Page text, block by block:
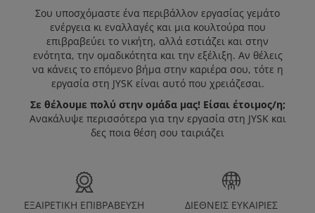
Η JYSK ΩΣ
ΕΡΓΟΔΌΤΗΣ
Open Positions JYSK Cyprus
ΚΑΝΕ ΑΙΤΗΣΗ
Σου υποσχόμαστε ένα περιβάλλον εργασίας γεμάτο
ενέργεια κι εναλλαγές και μια κουλτούρα που
επιβραβεύει το νικήτη, αλλά εστιάζει και στην
ενότητα, την ομαδικότητα και την εξέλιξη. Αν θέλεις
να κάνεις το επόμενο βήμα στην καριέρα σου, τότε η
εργασία στη JYSK είναι αυτό που χρειάζεσαι.
Σε θέλουμε πολύ στην ομάδα μας! Είσαι έτοιμος/η;
Ανακάλυψε περισσότερα για την εργασία στη JYSK και
δες ποια θέση σου ταιριάζει
ΕΞΑΙΡΕΤΙΚΗ ΕΠΙΒΡΑΒΕΥΣΗ ΔΙΕΘΝΕΙΣ ΕΥΚΑΙΡΙΕΣ